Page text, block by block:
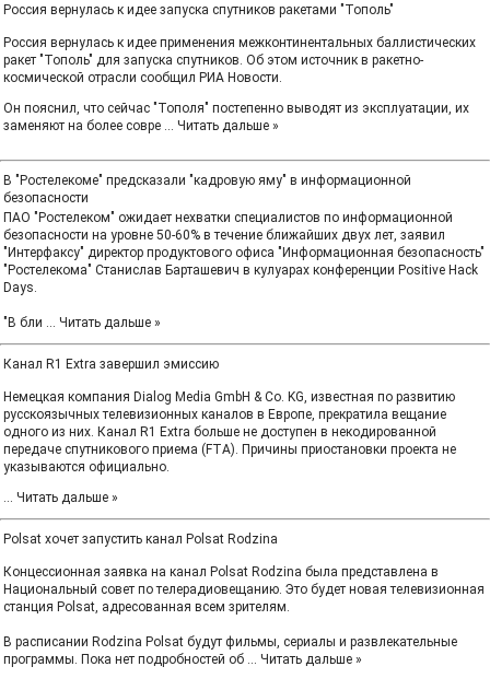
Россия вернулась к идее запуска спутников ракетами "Тополь"
Россия вернулась к идее применения межконтинентальных баллистических
ракет "Тополь" для запуска спутников. Об этом источник в ракетно-
космической отрасли сообщил РИА Новости.
Он пояснил, что сейчас "Тополя" постепенно выводят из эксплуатации, их
заменяют на более совре ... Читать дальше »
В "Ростелекоме" предсказали "кадровую яму" в информационной
безопасности
ПАО "Ростелеком" ожидает нехватки специалистов по информационной
безопасности на уровне 50-60% в течение ближайших двух лет, заявил
"Интерфаксу" директор продуктового офиса "Информационная безопасность"
"Ростелекома" Станислав Барташевич в кулуарах конференции Positive Hack
Days.
"В бли ... Читать дальше »
Канал R1 Extra завершил эмиссию
Немецкая компания Dialog Media GmbH & Co. KG, известная по развитию
русскоязычных телевизионных каналов в Европе, прекратила вещание
одного из них. Канал R1 Extra больше не доступен в некодированной
передаче спутникового приема (FTA). Причины приостановки проекта не
указываются официально.
... Читать дальше »
Polsat хочет запустить канал Polsat Rodzina
Концессионная заявка на канал Polsat Rodzina была представлена ​​в
Национальный совет по телерадиовещанию. Это будет новая телевизионная
станция Polsat, адресованная всем зрителям.
В расписании Rodzina Polsat будут фильмы, сериалы и развлекательные
программы. Пока нет подробностей об ... Читать дальше »